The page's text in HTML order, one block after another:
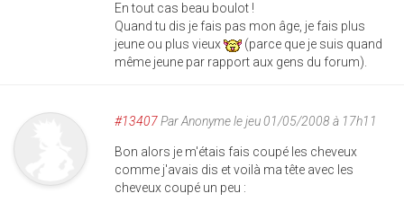
En tout cas beau boulot !
Quand tu dis je fais pas mon âge, je fais plus
jeune ou plus vieux
(parce que je suis quand
même jeune par rapport aux gens du forum).
#13407ParAnonymele jeu 01/05/2008 à 17h11
Bon alors je m'étais fais coupé les cheveux
comme j'avais dis et voilà ma tête avec les
cheveux coupé un peu :